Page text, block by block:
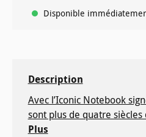
Disponible
Description
Avec l’Iconic Notebook
sont plus de quatre
Plus